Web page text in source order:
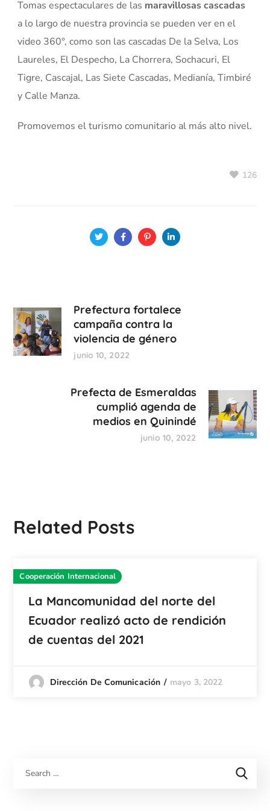
Tomas espectaculares de las maravillosas cascadas
a lo largo de nuestra provincia se pueden ver en el
video 360°, como son las cascadas De la Selva, Los
Laureles, El Despecho, La Chorrera, Sochacuri, El
Tigre, Cascajal, Las Siete Cascadas, Medianía, Timbiré
y Calle Manza.
Promovemos el turismo comunitario al más alto nivel.
126
Prefectura fortalece
campaña contra la
violencia de género
junio 10, 2022
Prefecta de Esmeraldas
cumplió agenda de
medios en Quinindé
junio 10, 2022
Related Posts
Cooperación Internacional
La Mancomunidad del norte del
Ecuador realizó acto de rendición
de cuentas del 2021
Dirección De Comunicación mayo 3, 2022